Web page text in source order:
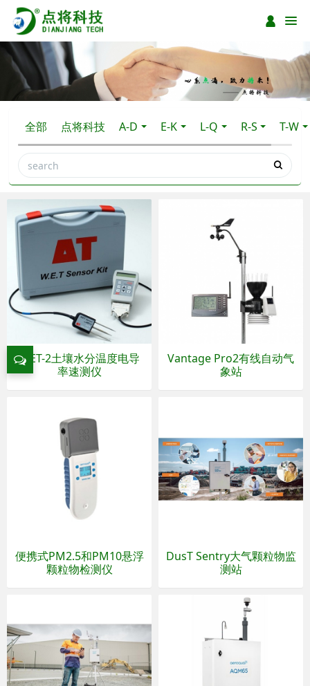
全部 点将科技 A-D E-K L-Q R-S T-W
WET-2土壤水分温度电导
率速测仪
Vantage Pro2有线自动气
象站
便携式PM2.5和PM10悬浮
颗粒物检测仪
DusT Sentry大气颗粒物监
测站